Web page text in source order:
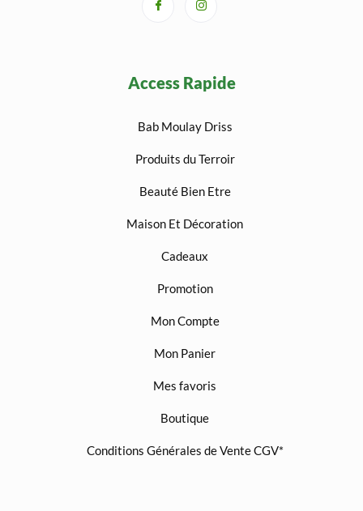
Access Rapide
Bab Moulay Driss
Produits du Terroir
Beauté Bien Etre
Maison Et Décoration
Cadeaux
Promotion
Mon Compte
Mon Panier
Mes favoris
Boutique
Conditions Générales de Vente CGV*